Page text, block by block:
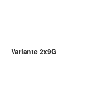
Variante 2x9G